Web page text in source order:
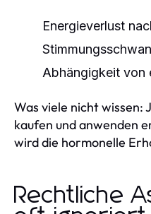
Energieverlust
Abhängigkeit von
Was viele nicht wissen:
kaufen und anwenden
wird die hormonelle
Rechtliche